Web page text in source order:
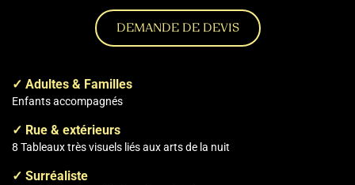
DEMANDE DE DEVIS
✓ Adultes & Familles
Enfants accompagnés
✓ Rue & extérieurs
8 Tableaux très visuels liés aux arts de la nuit
✓ Surréaliste